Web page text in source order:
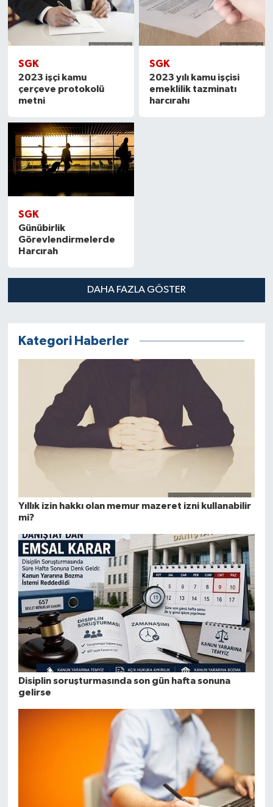
SGK
2023 işçi kamu
çerçeve protokolü
metni
SGK
2023 yılı kamu işçisi
emeklilik tazminatı
harcırahı
SGK
Günübirlik
Görevlendirmelerde
Harcırah
DAHA FAZLA GÖSTER
Kategori Haberler
Yıllık izin hakkı olan memur mazeret izni kullanabilir
mi?
Disiplin soruşturmasında son gün hafta sonuna
gelirse